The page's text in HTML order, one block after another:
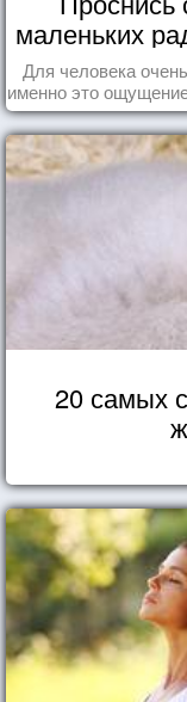
маленьких
Для человека
именно это
каждый
20 самых